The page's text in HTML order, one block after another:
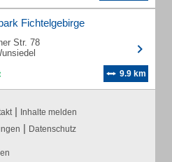
Fichtelgebirge
Str. 78
9.9 km
| Inhalte melden
| Datenschutz